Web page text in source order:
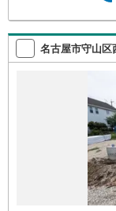
動産業者
全域や、
根営業所
○お子様
名古屋市守山区